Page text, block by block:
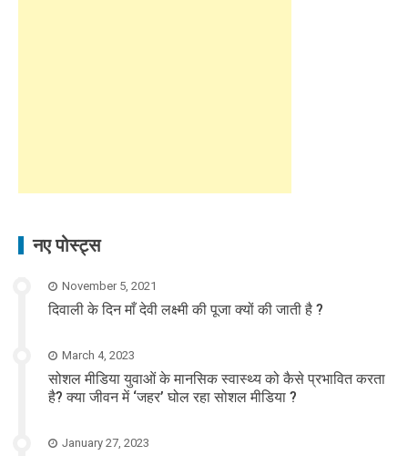
नए पोस्ट्स
November 5, 2021
दिवाली के दिन माँ देवी लक्ष्मी की पूजा क्यों की जाती है ?
March 4, 2023
सोशल मीडिया युवाओं के मानसिक स्वास्थ्य को कैसे प्रभावित करता
है? क्या जीवन में ‘जहर’ घोल रहा सोशल मीडिया ?
January 27, 2023